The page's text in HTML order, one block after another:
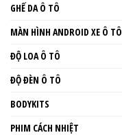
GHẾ DA Ô TÔ
MÀN HÌNH ANDROID XE Ô TÔ
ĐỘ LOA Ô TÔ
ĐỘ ĐÈN Ô TÔ
BODYKITS
PHIM CÁCH NHIỆT